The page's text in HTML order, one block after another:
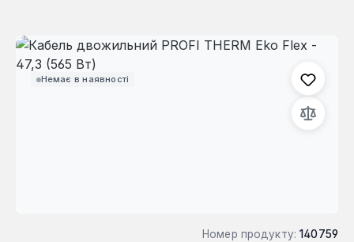
Немає в наявності
Пропустити галерею зображень
Номер продукту: 140759